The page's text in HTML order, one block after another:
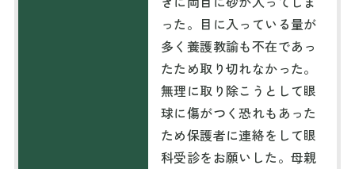
った。目に入っている量が
多く養護教諭も不在であっ
たため取り切れなかった。
無理に取り除こうとして眼
球に傷がつく恐れもあった
ため保護者に連絡をして眼
科受診をお願いした。母親